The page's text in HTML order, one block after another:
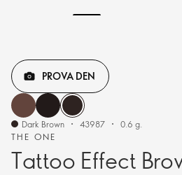
THE ONE
Tattoo Effect
PROVA DEN
Dark Brown 43987 0.6 g.